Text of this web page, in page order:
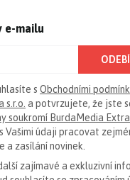
e-mailu
s Obchodními
a potvrzujete, že jste
soukromí BurdaMedia
Vašimi údaji pracovat
a zasílání novinek.
zajímavé a exkluzivní